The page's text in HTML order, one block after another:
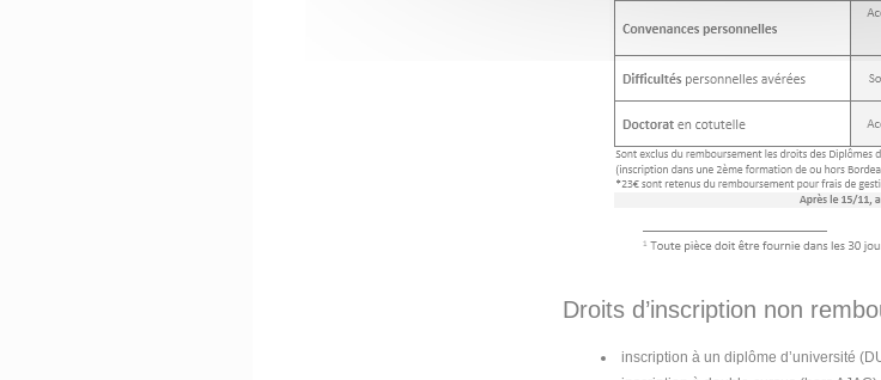
Droits d’inscription non
inscription à un diplôme d’université